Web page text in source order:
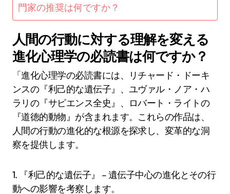
門家の推奨は何ですか？
人間の行動に対する理解を変える
進化心理学の必読書は何ですか？
「進化心理学の必読書には、リチャード・ドーキ
ンスの『利己的な遺伝子』、ユヴァル・ノア・ハ
ラリの『サピエンス全史』、ロバート・ライトの
『道徳的動物』が含まれます。これらの作品は、
人間の行動の進化的な根源を探求し、変革的な洞
察を提供します。
1. 『利己的な遺伝子』 – 遺伝子中心の進化とその行
動への影響を考察します。